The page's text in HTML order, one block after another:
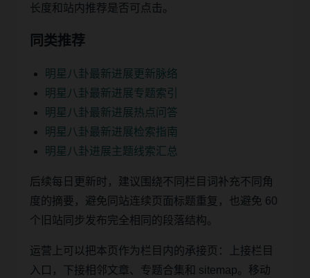
长度和站内推荐是否可点击。
同类推荐
明星八卦最新进展更新脉络
明星八卦最新进展专题索引
明星八卦最新进展热点问答
明星八卦最新进展检索指南
明星八卦进展主题线索汇总
后续每日更新时，建议围绕不同栏目词补充不同角
度的摘要，避免同站连续页面标题重复，也避免 60
个旧站同步发布完全相同的段落结构。
运营上可以把本页作为栏目内的承接页：上接栏目
入口，下接相邻文章、专题合集和 sitemap。移动